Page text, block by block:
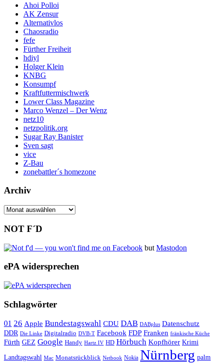
Ahoi Polloi
AK Zensur
Alternativlos
Chaosradio
fefe
Fürther Freiheit
hdiyl
Holger Klein
KNBG
Konsumpf
Kraftfuttermischwerk
Lower Class Magazine
Marco Wenzel – Der Wenz
netz10
netzpolitik.org
Sugar Ray Banister
Sven sagt
vice
Z-Bau
zonebattler´s homezone
Archiv
Archiv
NOT F´D
but Mastodon
ePA widersprechen
Schlagwörter
01 26 Apple Bundestagswahl CDU DAB DABplus Datenschutz
DDR Die Linke Digitalradio DVB-T Facebook FDP Franken fränkische Küche
Fürth GEZ Google Handy Hartz IV HD Hörbuch Kopfhörer Krimi
Landtagswahl Mac Monatsrückblick Netbook Nokia Nürnberg palm